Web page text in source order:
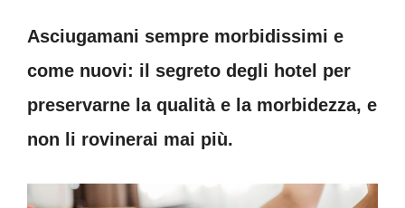
Asciugamani sempre morbidissimi e
come nuovi: il segreto degli hotel per
preservarne la qualità e la morbidezza, e
non li rovinerai mai più.